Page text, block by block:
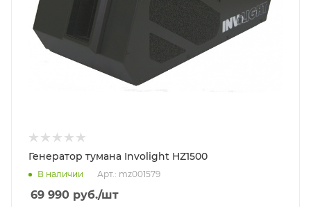
Генератор тумана Involight HZ1500
В наличии Арт.: mz001579
69 990 руб./шт